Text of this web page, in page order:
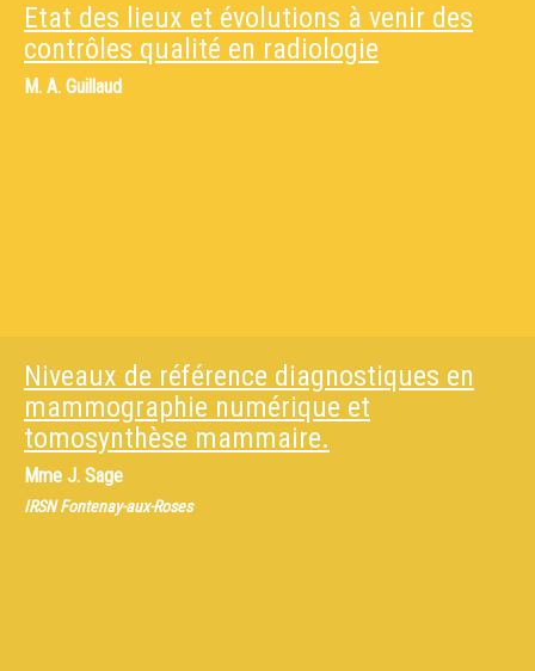
Etat des lieux et évolutions à venir des
contrôles qualité en radiologie
M. A. Guillaud
Niveaux de référence diagnostiques en
mammographie numérique et
tomosynthèse mammaire.
Mme J. Sage
IRSN Fontenay-aux-Roses